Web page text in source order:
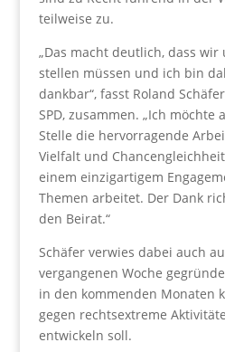
teilweise zu.
„Das macht deutlich, dass wir
stellen müssen und ich bin
dankbar“, fasst Roland
SPD, zusammen. „Ich möchte
Stelle die hervorragende
Vielfalt und
einem einzigartigem
Themen arbeitet. Der Dank
den Beirat.“
Schäfer verwies dabei auch
vergangenen Woche
in den kommenden Monaten
gegen rechtsextreme
entwickeln soll.